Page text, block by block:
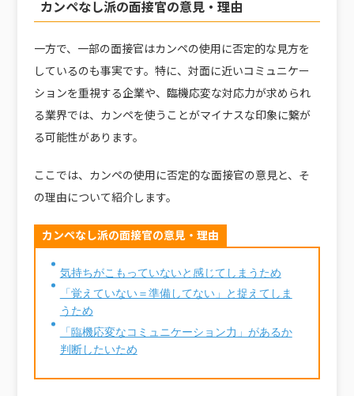
カンペなし派の面接官の意見・理由
一方で、一部の面接官はカンペの使用に否定的な見方を
しているのも事実です。特に、対面に近いコミュニケー
ションを重視する企業や、臨機応変な対応力が求められ
る業界では、カンペを使うことがマイナスな印象に繋が
る可能性があります。
ここでは、カンペの使用に否定的な面接官の意見と、そ
の理由について紹介します。
カンペなし派の面接官の意見・理由
気持ちがこもっていないと感じてしまうため
「覚えていない＝準備してない」と捉えてしま
うため
「臨機応変なコミュニケーション力」があるか
判断したいため